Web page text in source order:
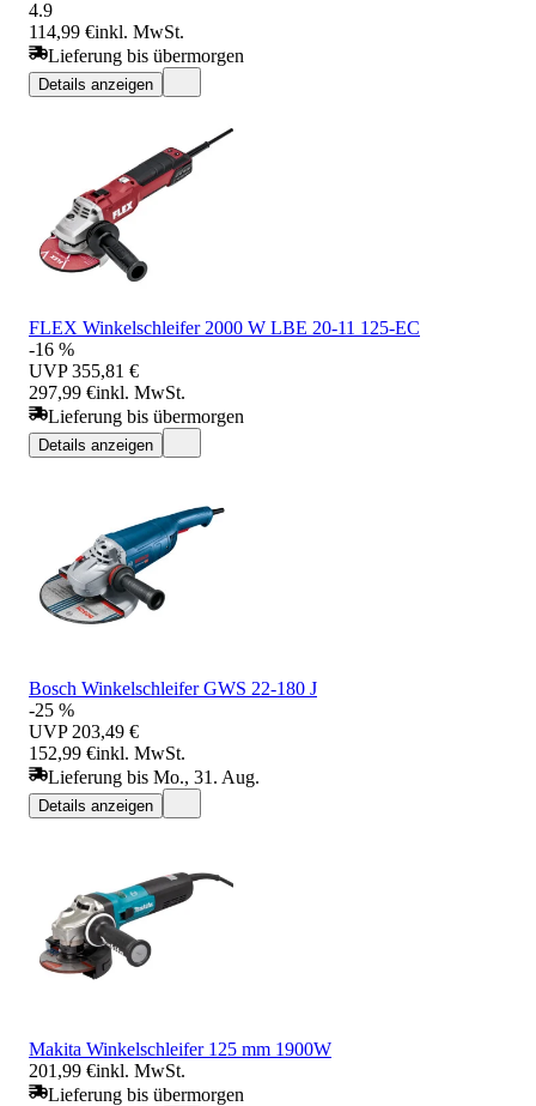
4.9
114,99 €inkl. MwSt.
Lieferung bis übermorgen
Details anzeigen
FLEX Winkelschleifer 2000 W LBE 20-11 125-EC
-16 %
UVP 355,81 €
297,99 €inkl. MwSt.
Lieferung bis übermorgen
Details anzeigen
Bosch Winkelschleifer GWS 22-180 J
-25 %
UVP 203,49 €
152,99 €inkl. MwSt.
Lieferung bis Mo., 31. Aug.
Details anzeigen
Makita Winkelschleifer 125 mm 1900W
201,99 €inkl. MwSt.
Lieferung bis übermorgen